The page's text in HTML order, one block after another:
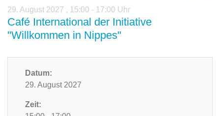
29. August 2027 , 15:00 - 17:00 Uhr
Café International der Initiative
"Willkommen in Nippes"
Datum:
29. August 2027
Zeit: